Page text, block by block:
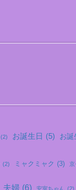
(2) お誕生日 (5) お誕
(2) ミャクミャク (3) 京
夫婦 (6) 安室ちゃん (2)